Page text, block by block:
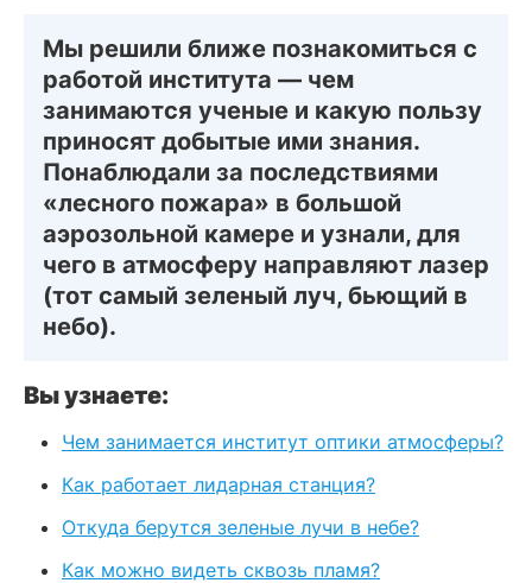
Мы решили ближе познакомиться с
работой института — чем
занимаются ученые и какую пользу
приносят добытые ими знания.
Понаблюдали за последствиями
«лесного пожара» в большой
аэрозольной камере и узнали, для
чего в атмосферу направляют лазер
(тот самый зеленый луч, бьющий в
небо).
Вы узнаете:
Чем занимается институт оптики атмосферы?
Как работает лидарная станция?
Откуда берутся зеленые лучи в небе?
Как можно видеть сквозь пламя?